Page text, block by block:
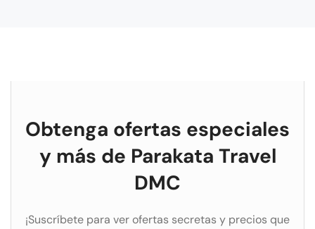
Obtenga ofertas especiales
y más de Parakata Travel
DMC
¡Suscríbete para ver ofertas secretas y precios que